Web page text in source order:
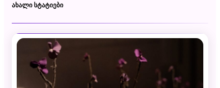
ᲐᲮᲐᲚᲘ ᲡᲢᲐᲢᲘᲔᲑᲘ